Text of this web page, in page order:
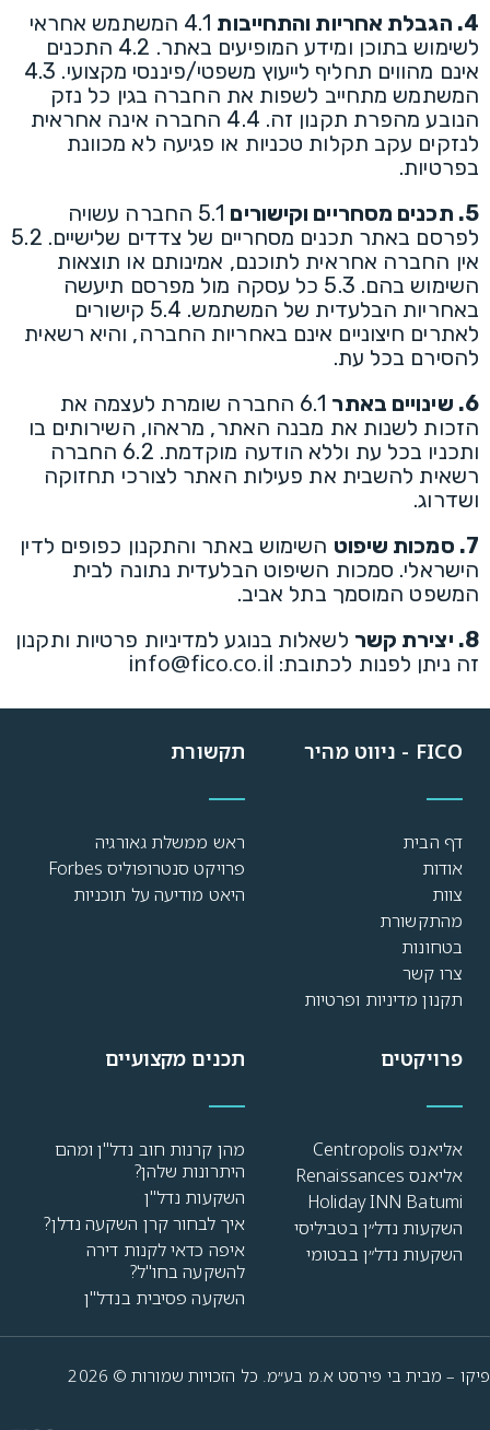
4. הגבלת אחריות והתחייבות
4.1 המשתמש אחראי
לשימוש בתוכן ומידע המופיעים באתר. 4.2 התכנים
אינם מהווים תחליף לייעוץ משפטי/פיננסי מקצועי. 4.3
המשתמש מתחייב לשפות את החברה בגין כל נזק
הנובע מהפרת תקנון זה. 4.4 החברה אינה אחראית
לנזקים עקב תקלות טכניות או פגיעה לא מכוונת
בפרטיות.
5. תכנים מסחריים וקישורים
5.1 החברה עשויה
לפרסם באתר תכנים מסחריים של צדדים שלישיים. 5.2
אין החברה אחראית לתוכנם, אמינותם או תוצאות
השימוש בהם. 5.3 כל עסקה מול מפרסם תיעשה
באחריות הבלעדית של המשתמש. 5.4 קישורים
לאתרים חיצוניים אינם באחריות החברה, והיא רשאית
להסירם בכל עת.
6. שינויים באתר
6.1 החברה שומרת לעצמה את
הזכות לשנות את מבנה האתר, מראהו, השירותים בו
ותכניו בכל עת וללא הודעה מוקדמת. 6.2 החברה
רשאית להשבית את פעילות האתר לצורכי תחזוקה
ושדרוג.
7. סמכות שיפוט
השימוש באתר והתקנון כפופים לדין
הישראלי. סמכות השיפוט הבלעדית נתונה לבית
המשפט המוסמך בתל אביב.
8. יצירת קשר
לשאלות בנוגע למדיניות פרטיות ותקנון
זה ניתן לפנות לכתובת: info@fico.co.il
FICO - ניווט מהיר
דף הבית
אודות
צוות
מהתקשורת
בטחונות
צרו קשר
תקנון מדיניות ופרטיות
תקשורת
ראש ממשלת גאורגיה
פרויקט סנטרופוליס Forbes
היאט מודיעה על תוכניות
פרויקטים
אליאנס Centropolis
אליאנס Renaissances
Holiday INN Batumi
השקעות נדל״ן בטביליסי
השקעות נדל״ן בבטומי
תכנים מקצועיים
מהן קרנות חוב נדל"ן ומהם
היתרונות שלהן?
השקעות נדל"ן
איך לבחור קרן השקעה נדלן?
איפה כדאי לקנות דירה
להשקעה בחו"ל?
השקעה פסיבית בנדל"ן
פיקו – מבית בי פירסט א.מ בע״מ. כל הזכויות שמורות © 2026